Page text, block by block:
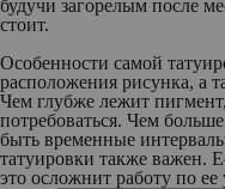
будучи загорелым после
стоит.
Особенности самой
расположения рисунка, а
Чем глубже лежит
потребоваться. Чем
быть временные
татуировки также важен.
это осложнит работу по